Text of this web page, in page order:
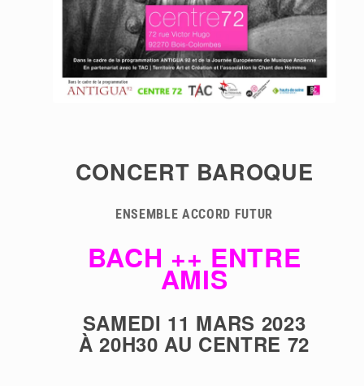
CONCERT BAROQUE
ENSEMBLE ACCORD FUTUR
BACH ++ ENTRE
AMIS
SAMEDI 11 MARS 2023
À 20H30 AU CENTRE 72